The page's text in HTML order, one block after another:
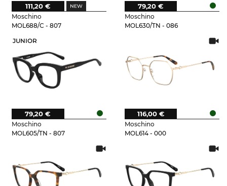
Moschino
MOL688/C - 807
111,20 €
Moschino
MOL630/TN - 086
79,20 €
JUNIOR
Moschino
MOL605/TN - 807
79,20 €
Moschino
MOL614 - 000
116,00 €